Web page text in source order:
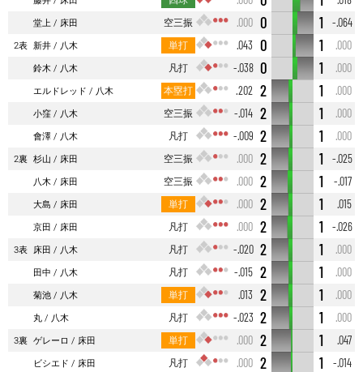
堂上
床田 空三振 .000 0 1
-.064
2表 新井 八木 単打 .043 0 1
.000
鈴木
八木 凡打 -.038 0 1
.000
エルドレッド
八木 本塁打 .202 2 1
.000
小窪
八木 空三振 -.014 2 1
.000
會澤
八木 凡打 -.009 2 1
.000
2裏 杉山 床田 空三振 .000 2 1
-.025
八木
床田 空三振 .000 2 1
-.017
大島
床田 単打 .000 2 1
.015
京田
床田 凡打 .000 2 1
-.026
3表 床田 八木 凡打 -.020 2 1
.000
田中
八木 凡打 -.015 2 1
.000
菊池
八木 単打 .013 2 1
.000
丸
八木 凡打 -.023 2 1
.000
3裏 ゲレーロ 床田 単打 .000 2 1
.047
ビシエド
床田 凡打 .000 2 1 -.014